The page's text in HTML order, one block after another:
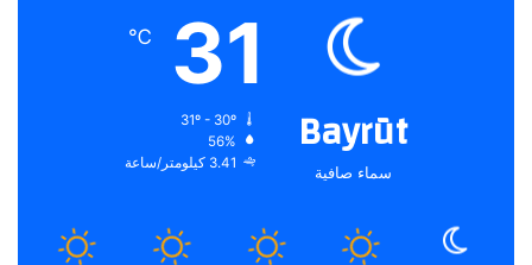
Bayrūt
سماء صافية
31
℃
56%
3.41 كيلومتر/ساعة